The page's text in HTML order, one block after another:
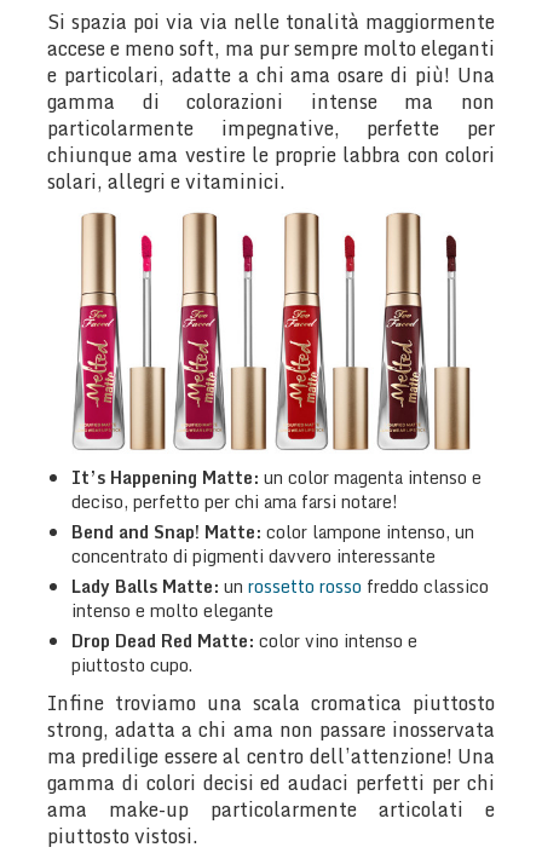
Si spazia poi via via nelle tonalità maggiormente
accese e meno soft, ma pur sempre molto eleganti
e particolari, adatte a chi ama osare di più! Una
gamma di colorazioni intense ma non
particolarmente impegnative, perfette per
chiunque ama vestire le proprie labbra con colori
solari, allegri e vitaminici.
It’s Happening Matte: un color magenta intenso e
deciso, perfetto per chi ama farsi notare!
Bend and Snap! Matte: color lampone intenso, un
concentrato di pigmenti davvero interessante
Lady BallsMatte: un rossetto rosso freddo classico
intenso e molto elegante
Drop Dead Red Matte: color vino intenso e
piuttosto cupo.
Infine troviamo una scala cromatica piuttosto
strong, adatta a chi ama non passare inosservata
ma predilige essere al centro dell’attenzione! Una
gamma di colori decisi ed audaci perfetti per chi
ama make-up particolarmente articolati e
piuttosto vistosi.